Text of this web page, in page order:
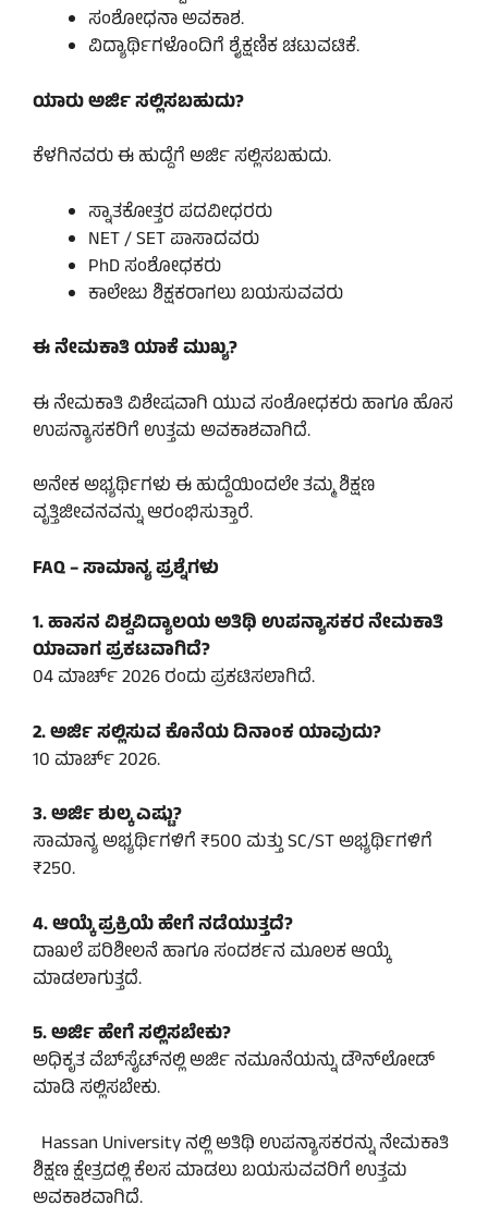
ಸಂಶೋಧನಾ ಅವಕಾಶ.
ವಿದ್ಯಾರ್ಥಿಗಳೊಂದಿಗೆ ಶೈಕ್ಷಣಿಕ ಚಟುವಟಿಕೆ.
ಯಾರು ಅರ್ಜಿ ಸಲ್ಲಿಸಬಹುದು?
ಕೆಳಗಿನವರು ಈ ಹುದ್ದೆಗೆ ಅರ್ಜಿ ಸಲ್ಲಿಸಬಹುದು.
ಸ್ನಾತಕೋತ್ತರ ಪದವೀಧರರು
NET / SET ಪಾಸಾದವರು
PhD ಸಂಶೋಧಕರು
ಕಾಲೇಜು ಶಿಕ್ಷಕರಾಗಲು ಬಯಸುವವರು
ಈ ನೇಮಕಾತಿ ಯಾಕೆ ಮುಖ್ಯ?
ಈ ನೇಮಕಾತಿ ವಿಶೇಷವಾಗಿ ಯುವ ಸಂಶೋಧಕರು ಹಾಗೂ ಹೊಸ
ಉಪನ್ಯಾಸಕರಿಗೆ ಉತ್ತಮ ಅವಕಾಶವಾಗಿದೆ.
ಅನೇಕ ಅಭ್ಯರ್ಥಿಗಳು ಈ ಹುದ್ದೆಯಿಂದಲೇ ತಮ್ಮ ಶಿಕ್ಷಣ
ವೃತ್ತಿಜೀವನವನ್ನು ಆರಂಭಿಸುತ್ತಾರೆ.
FAQ – ಸಾಮಾನ್ಯ ಪ್ರಶ್ನೆಗಳು
1. ಹಾಸನ ವಿಶ್ವವಿದ್ಯಾಲಯ ಅತಿಥಿ ಉಪನ್ಯಾಸಕರ ನೇಮಕಾತಿ
ಯಾವಾಗ ಪ್ರಕಟವಾಗಿದೆ?
04 ಮಾರ್ಚ್ 2026 ರಂದು ಪ್ರಕಟಿಸಲಾಗಿದೆ.
2. ಅರ್ಜಿ ಸಲ್ಲಿಸುವ ಕೊನೆಯ ದಿನಾಂಕ ಯಾವುದು?
10 ಮಾರ್ಚ್ 2026.
3. ಅರ್ಜಿ ಶುಲ್ಕ ಎಷ್ಟು?
ಸಾಮಾನ್ಯ ಅಭ್ಯರ್ಥಿಗಳಿಗೆ ₹500 ಮತ್ತು SC/ST ಅಭ್ಯರ್ಥಿಗಳಿಗೆ
₹250.
4. ಆಯ್ಕೆ ಪ್ರಕ್ರಿಯೆ ಹೇಗೆ ನಡೆಯುತ್ತದೆ?
ದಾಖಲೆ ಪರಿಶೀಲನೆ ಹಾಗೂ ಸಂದರ್ಶನ ಮೂಲಕ ಆಯ್ಕೆ
ಮಾಡಲಾಗುತ್ತದೆ.
5. ಅರ್ಜಿ ಹೇಗೆ ಸಲ್ಲಿಸಬೇಕು?
ಅಧಿಕೃತ ವೆಬ್‌ಸೈಟ್‌ನಲ್ಲಿ ಅರ್ಜಿ ನಮೂನೆಯನ್ನು ಡೌನ್‌ಲೋಡ್
ಮಾಡಿ ಸಲ್ಲಿಸಬೇಕು.
Hassan University ನಲ್ಲಿ ಅತಿಥಿ ಉಪನ್ಯಾಸಕರನ್ನು ನೇಮಕಾತಿ
ಶಿಕ್ಷಣ ಕ್ಷೇತ್ರದಲ್ಲಿ ಕೆಲಸ ಮಾಡಲು ಬಯಸುವವರಿಗೆ ಉತ್ತಮ
ಅವಕಾಶವಾಗಿದೆ.